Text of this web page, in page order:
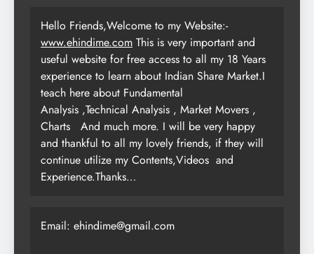
Hello Friends,Welcome to my Website:-
www.ehindime.com This is very important and
useful website for free access to all my 18 Years
experience to learn about Indian Share Market.I
teach here about Fundamental
Analysis ,Technical Analysis , Market Movers ,
Charts
And much more. I will be very happy
and thankful to all my lovely friends, if they will
continue utilize my Contents,Videos and
Experience.Thanks…
Email: ehindime@gmail.com